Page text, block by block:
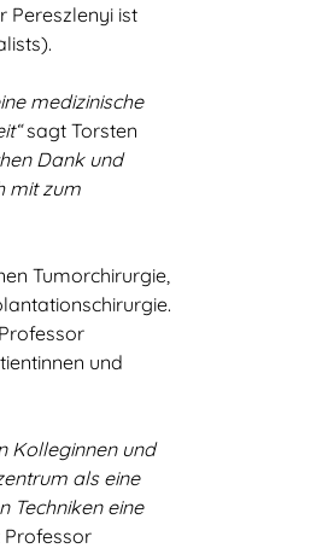
Pereszlenyi ist
medizinische
sagt Torsten
Dank und
mit zum
Tumorchirurgie,
und
Kolleginnen und
als eine
Techniken eine
Professor